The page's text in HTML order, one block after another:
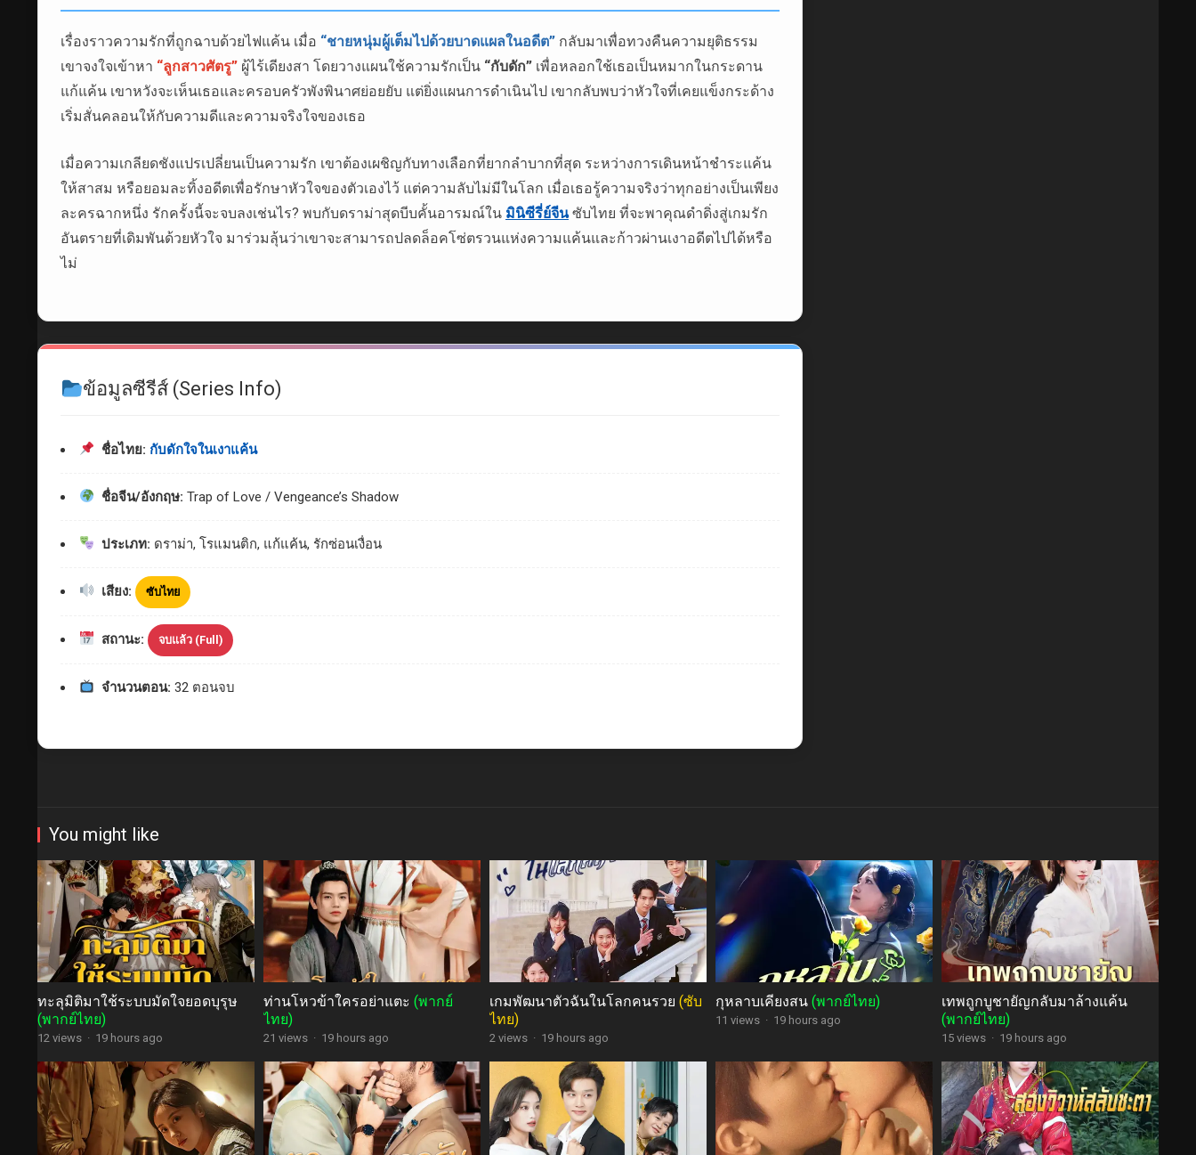
เรื่องราวความรักที่ถูกฉาบด้วยไฟแค้น เมื่อ “ชายหนุ่มผู้เต็มไปด้วยบาดแผลในอดีต” กลับมาเพื่อทวงคืนความยุติธรรม
เขาจงใจเข้าหา “ลูกสาวศัตรู” ผู้ไร้เดียงสา โดยวางแผนใช้ความรักเป็น “กับดัก” เพื่อหลอกใช้เธอเป็นหมากในกระดาน
แก้แค้น เขาหวังจะเห็นเธอและครอบครัวพังพินาศย่อยยับ แต่ยิ่งแผนการดำเนินไป เขากลับพบว่าหัวใจที่เคยแข็งกระด้าง
เริ่มสั่นคลอนให้กับความดีและความจริงใจของเธอ
เมื่อความเกลียดชังแปรเปลี่ยนเป็นความรัก เขาต้องเผชิญกับทางเลือกที่ยากลำบากที่สุด ระหว่างการเดินหน้าชำระแค้น
ให้สาสม หรือยอมละทิ้งอดีตเพื่อรักษาหัวใจของตัวเองไว้ แต่ความลับไม่มีในโลก เมื่อเธอรู้ความจริงว่าทุกอย่างเป็นเพียง
ละครฉากหนึ่ง รักครั้งนี้จะจบลงเช่นไร? พบกับดราม่าสุดบีบคั้นอารมณ์ใน มินิซีรี่ย์จีนซับไทย ที่จะพาคุณดำดิ่งสู่เกมรัก
อันตรายที่เดิมพันด้วยหัวใจ มาร่วมลุ้นว่าเขาจะสามารถปลดล็อคโซ่ตรวนแห่งความแค้นและก้าวผ่านเงาอดีตไปได้หรือ
ไม่
ข้อมูลซีรีส์ (Series Info)
ชื่อไทย: กับดักใจในเงาแค้น
ชื่อจีน/อังกฤษ: Trap of Love / Vengeance’s Shadow
ประเภท: ดราม่า, โรแมนติก, แก้แค้น, รักซ่อนเงื่อน
เสียง: ซับไทย
สถานะ: จบแล้ว (Full)
จำนวนตอน: 32 ตอนจบ
You might like
ทะลุมิติมาใช้ระบบมัดใจยอดบุรุษ
(พากย์ไทย)
12 views · 19 hours ago
ท่านโหวข้าใครอย่าแตะ (พากย์
ไทย)
21 views · 19 hours ago
เกมพัฒนาตัวฉันในโลกคนรวย (ซับ
ไทย)
2 views · 19 hours ago
กุหลาบเคียงสน (พากย์ไทย)
11 views · 19 hours ago
เทพถูกบูชายัญกลับมาล้างแค้น
(พากย์ไทย)
15 views · 19 hours ago